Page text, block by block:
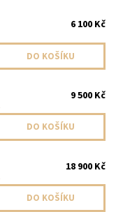
6 100 Kč
9 500 Kč
18 900 Kč